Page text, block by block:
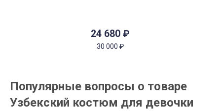
24 680 ₽
30 000 ₽
Популярные вопросы о товаре
Узбекский костюм для девочки